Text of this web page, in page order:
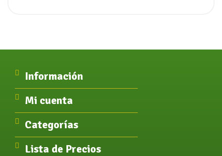
Información
Mi cuenta
Categorías
Lista de Precios